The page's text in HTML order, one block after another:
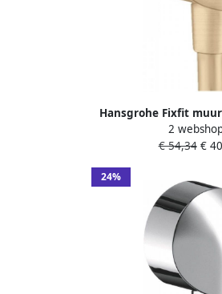
Hansgrohe Fixfit
zonder terugslagklep
2
€ 54,34€
24%